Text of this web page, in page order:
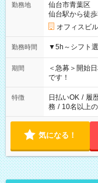
勤務地
仙台市青葉区
仙台駅から徒
オフィスビル
勤務時間
期間
＜急募＞開始
です！
特徴 日払いOK / 履
務 / 10名以上
気になる！